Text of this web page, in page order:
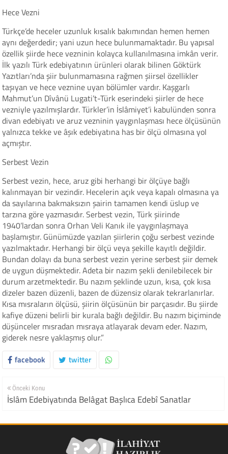
Hece Vezni
Türkçe’de heceler uzunluk kısalık bakımından hemen hemen
aynı değerdedir; yani uzun hece bulunmamaktadır. Bu yapısal
özellik şiirde hece vezninin kolayca kullanılmasına imkân verir.
İlk yazılı Türk edebiyatının ürünleri olarak bilinen Göktürk
Yazıtları’nda şiir bulunmamasına rağmen şiirsel özellikler
taşıyan ve hece veznine uyan bölümler vardır. Kaşgarlı
Mahmut’un Dîvânü Lugati’t-Türk eserindeki şiirler de hece
vezniyle yazılmışlardır. Türkler’in İslâmiyet’i kabulünden sonra
divan edebiyatı ve aruz vezninin yaygınlaşması hece ölçüsünün
yalnızca tekke ve âşık edebiyatına has bir ölçü olmasına yol
açmıştır.
Serbest Vezin
Serbest vezin, hece, aruz gibi herhangi bir ölçüye bağlı
kalınmayan bir vezindir. Hecelerin açık veya kapalı olmasına ya
da sayılarına bakmaksızın şairin tamamen kendi üslup ve
tarzına göre yazmasıdır. Serbest vezin, Türk şiirinde
1940’lardan sonra Orhan Veli Kanık ile yaygınlaşmaya
başlamıştır. Günümüzde yazılan şiirlerin çoğu serbest vezinde
yazılmaktadır. Herhangi bir ölçü veya şekille kayıtlı değildir.
Bundan dolayı da buna serbest vezin yerine serbest şiir demek
de uygun düşmektedir. Adeta bir nazım şekli denilebilecek bir
durum arzetmektedir. Bu nazım şeklinde uzun, kısa, çok kısa
dizeler bazen düzenli, bazen de düzensiz olarak tekrarlanırlar.
Kısa mısraların ölçüsü, şiirin ölçüsünün bir parçasıdır. Bu şiirde
kafiye düzeni belirli bir kurala bağlı değildir. Bu nazım biçiminde
düşünceler mısradan mısraya atlayarak devam eder. Nazım,
giderek nesre yaklaşmış olur.”
facebook twitter
Önceki Konu
İslâm Edebiyatında Belâgat Başlıca Edebî Sanatlar